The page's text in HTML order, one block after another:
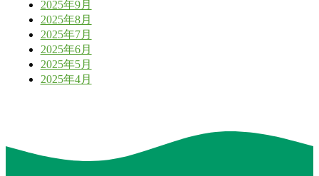
2025年9月
2025年8月
2025年7月
2025年6月
2025年5月
2025年4月